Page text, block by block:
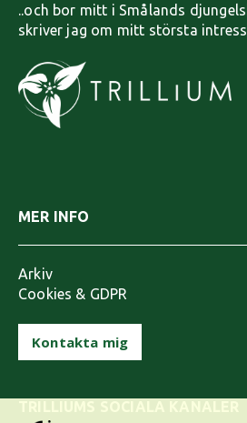
..och bor mitt i Smålands
skriver jag om mitt största
MER INFO
Arkiv
Cookies & GDPR
Kontakta mig